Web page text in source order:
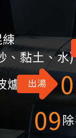
、黏土、水)
爐 出湯
09